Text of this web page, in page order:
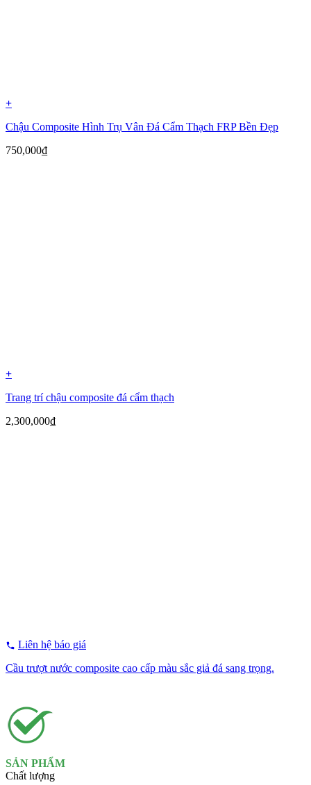
+
Chậu Composite Hình Trụ Vân Đá Cẩm Thạch FRP Bền Đẹp
750,000₫
+
Trang trí chậu composite đá cẩm thạch
2,300,000₫
Liên hệ báo giá
Cầu trượt nước composite cao cấp màu sắc giả đá sang trọng.
SẢN PHẨM
Chất lượng